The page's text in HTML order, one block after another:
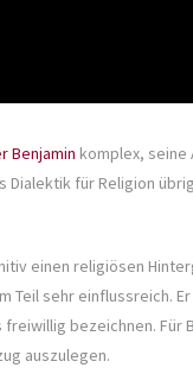
Benjamin komplex, seine
Dialektik für Religion
einen religiösen
Teil sehr einflussreich.
bezeichnen.
auszulegen.